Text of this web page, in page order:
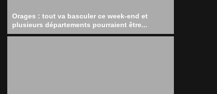
Orages : tout va basculer ce week-end et
plusieurs départements pourraient être...